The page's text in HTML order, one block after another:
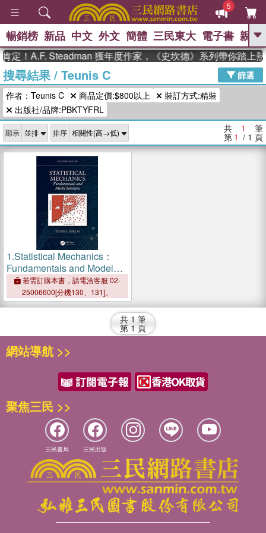
5
GO
高希均教授回憶錄
、 The Odyssey 、 父親節 、 如果歷
史是一群喵 、 暑期推薦 、
登輝時代 、 數學女孩：黎曼猜想 、
偉大的迷走神經
暢銷榜 新品 中文 外文 簡體 三民東大 電子書 親子
定！A.F. Steadman 獲年度作家，《史坎德》系列帶你踏上熱
搜尋結果/ Teunis C
篩選
作者：Teunis C
商品定價:$800以上
裝訂方式:精裝
出版社/品牌:PBKTYFRL
顯示 排序 共 1 筆
第 1 / 1 頁
1.Statistical Mechanics：
Fundamentals and Model
Solutions
若需訂購本書，請電洽客服 02-
25006600[分機130、131]。
共 1 筆
第 1 頁
網站導航 >>
聚焦三民 >>
三民書局 三民出版